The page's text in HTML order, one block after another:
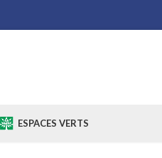
ESPACES VERTS